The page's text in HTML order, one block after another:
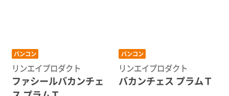
バンコン
リンエイプロダクト
ファシールバカンチェ
バンコン
リンエイプロダクト
バカンチェス プラムＴ